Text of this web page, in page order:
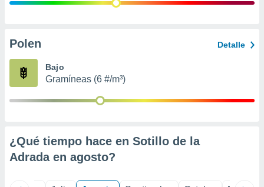
publicidad
de
Polen Detalle
Bajo
Gramíneas (6 #/m³)
¿Qué tiempo hace en Sotillo de la
Adrada en agosto?